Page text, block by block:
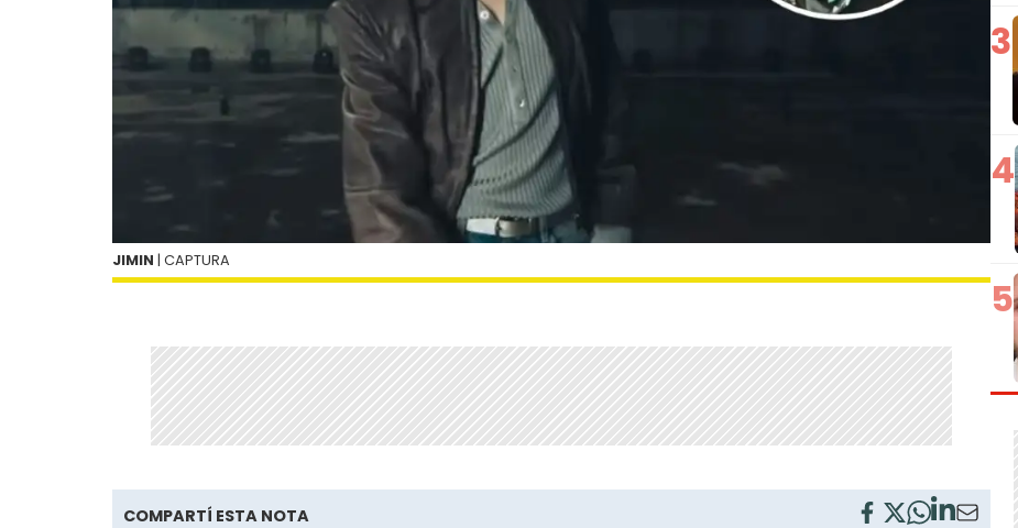
JIMIN | CAPTURA
COMPARTÍ ESTA NOTA
3
4
5